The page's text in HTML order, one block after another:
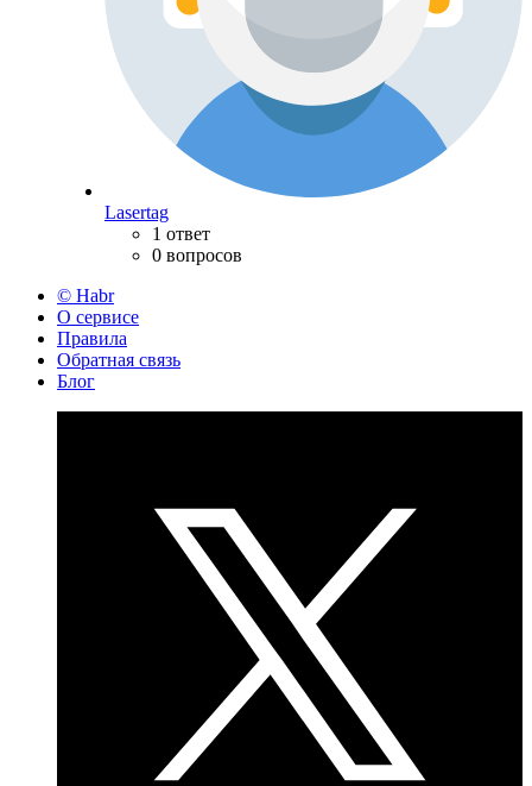
Lasertag
1 ответ
0 вопросов
© Habr
О сервисе
Правила
Обратная связь
Блог